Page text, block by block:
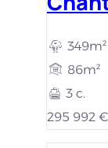
349m²
86m²
3 c.
295 992 €